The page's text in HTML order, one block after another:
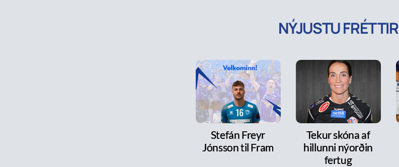
NÝJUSTU FRÉTTIR
Stefán Freyr
Jónsson til Fram
Tekur skóna af
hillunni nýorðin
fertug